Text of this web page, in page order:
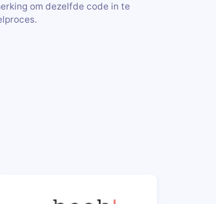
om dezelfde code in te